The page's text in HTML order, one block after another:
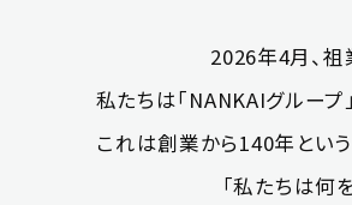
2026年4月、祖
私たちは「NANKAIグループ
これは創業から140年とい
「私たちは何